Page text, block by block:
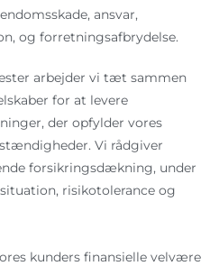
ansvar,
og forretningsafbrydelse.
arbejder vi tæt sammen
for at levere
der opfylder vores
Vi rådgiver
forsikringsdækning, under
risikotolerance og
kunders finansielle velvære